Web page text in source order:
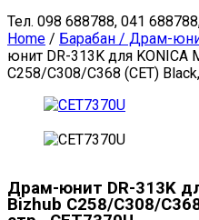
Тел. 098 688788, 041
Home / Барабан / Драм-
юнит DR-313K для KONICA
C258/C308/C368 (CET)
Драм-юнит DR-313K
Bizhub C258/C308/